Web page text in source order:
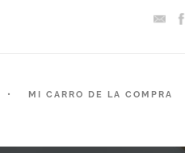
MI CARRO DE LA COMPRA